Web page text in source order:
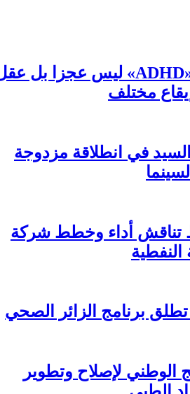
خالد رغدان: «ADHD» ليس عجزا بل عقل
مختلف
في انطلاقة مزدوجة
تناقش أداء وخطط شركة
النفطية
برنامج الزائر الصحي
الوطني لإصلاح وتطوير